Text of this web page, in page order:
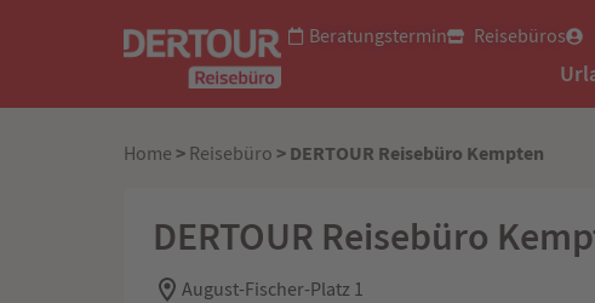
Beratungstermin Reisebüros
Home > Reisebüro > DERTOUR Reisebüro Kempten
DERTOUR Reisebüro
August-Fischer-Platz 1